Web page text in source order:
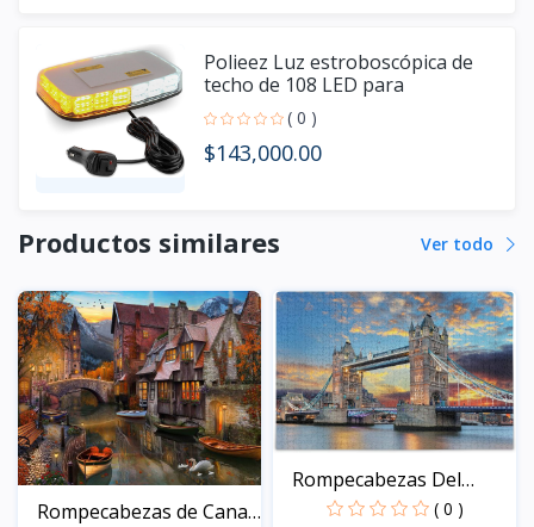
Polieez Luz estroboscópica de
techo de 108 LED para
camiones,( 0 )
$143,000.00
Productos similares Ver todo
Rompecabezas de Canal
Rompecabezas Del
Puente...
( 0 )